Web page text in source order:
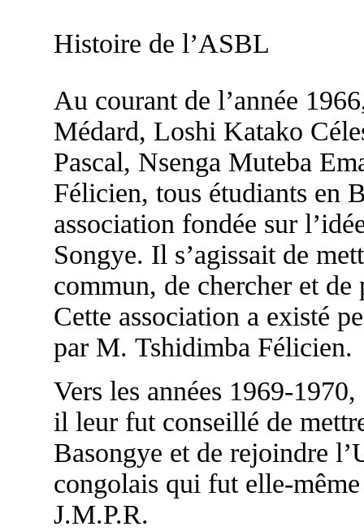
Histoire de l’ASBL
Au courant de l’année
Médard, Loshi Katako
Pascal, Nsenga Muteba
Félicien, tous étudiants en
association fondée sur
Songye. Il s’agissait de
commun, de chercher et
Cette association a existé
par M. Tshidimba Félicien.
Vers les années 1969-
il leur fut conseillé de
Basongye et de rejoindre
congolais qui fut elle-
J.M.P.R.